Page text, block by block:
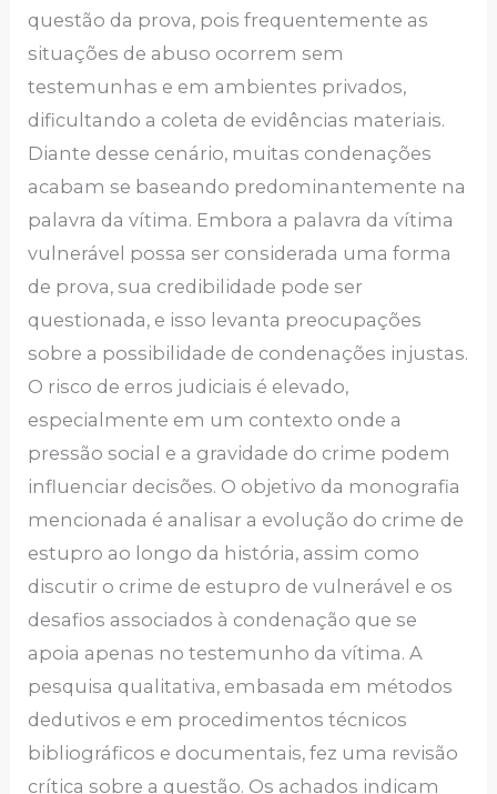
questão da prova, pois frequentemente as
situações de abuso ocorrem sem
testemunhas e em ambientes privados,
dificultando a coleta de evidências materiais.
Diante desse cenário, muitas condenações
acabam se baseando predominantemente na
palavra da vítima. Embora a palavra da vítima
vulnerável possa ser considerada uma forma
de prova, sua credibilidade pode ser
questionada, e isso levanta preocupações
sobre a possibilidade de condenações injustas.
O risco de erros judiciais é elevado,
especialmente em um contexto onde a
pressão social e a gravidade do crime podem
influenciar decisões. O objetivo da monografia
mencionada é analisar a evolução do crime de
estupro ao longo da história, assim como
discutir o crime de estupro de vulnerável e os
desafios associados à condenação que se
apoia apenas no testemunho da vítima. A
pesquisa qualitativa, embasada em métodos
dedutivos e em procedimentos técnicos
bibliográficos e documentais, fez uma revisão
crítica sobre a questão. Os achados indicam